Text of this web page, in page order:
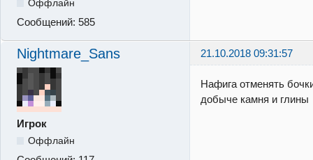
Оффлайн
Сообщений: 585
Nightmare_Sans 21.10.2018 09:31:57
Игрок
Оффлайн
Нафига отменять
добыче камня и глины